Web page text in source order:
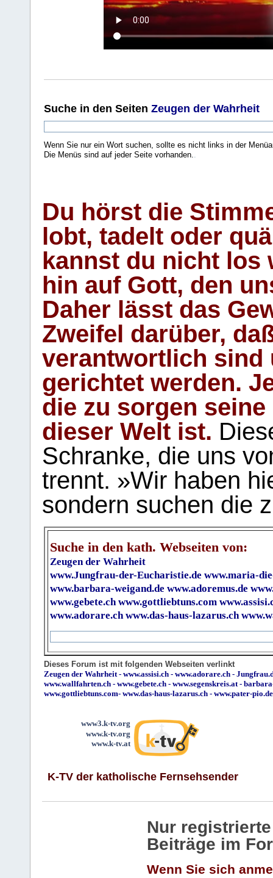
Suche in den Seiten Zeugen der Wahrheit
Wenn Sie nur ein Wort suchen, sollte es nicht links in der
Die Menüs sind auf jeder Seite vorhanden..
Du hörst die
lobt, tadelt oder
kannst du nicht los
hin auf Gott, den
Daher lässt das
Zweifel darüber,
verantwortlich sind
gerichtet werden.
die zu sorgen
dieser Welt ist.
Schranke, die uns
trennt. »Wir haben
sondern suchen die
Suche in den kath. Webseiten von:
Zeugen der Wahrheit
www.Jungfrau-der-Eucharistie.de www.maria-
www.barbara-weigand.de www.adoremus.de
www.gebete.ch www.gottliebtuns.com
www.adorare.ch www.das-haus-lazarus.ch
Dieses Forum ist mit folgenden Webseiten verlinkt
Zeugen der Wahrheit- www.assisi.ch - www.adorare.ch -
www.wallfahrten.ch - www.gebete.ch - www.segenskreis.at-
www.gottliebtuns.com- www.das-haus-lazarus.ch - www.pater-pio.de
www3.k-tv.org
www.k-tv.org
www.k-tv.at
K-TV der katholische Fernsehsender
Nur
Beiträge im
Wenn Sie sich